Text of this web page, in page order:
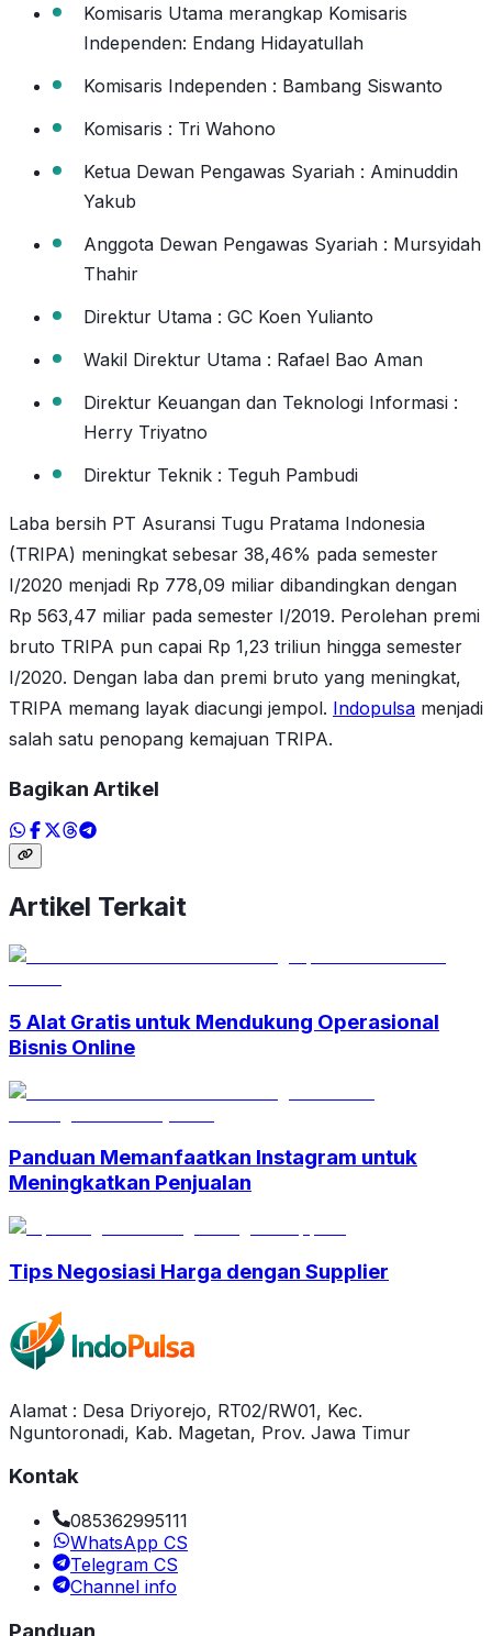
Komisaris Utama merangkap Komisaris
Independen: Endang Hidayatullah
Komisaris Independen : Bambang Siswanto
Komisaris : Tri Wahono
Ketua Dewan Pengawas Syariah : Aminuddin
Yakub
Anggota Dewan Pengawas Syariah : Mursyidah
Thahir
Direktur Utama : GC Koen Yulianto
Wakil Direktur Utama : Rafael Bao Aman
Direktur Keuangan dan Teknologi Informasi :
Herry Triyatno
Direktur Teknik : Teguh Pambudi
Laba bersih PT Asuransi Tugu Pratama Indonesia
(TRIPA) meningkat sebesar 38,46% pada semester
I/2020 menjadi Rp 778,09 miliar dibandingkan dengan
Rp 563,47 miliar pada semester I/2019. Perolehan premi
bruto TRIPA pun capai Rp 1,23 triliun hingga semester
I/2020. Dengan laba dan premi bruto yang meningkat,
TRIPA memang layak diacungi jempol. Indopulsa menjadi
salah satu penopang kemajuan TRIPA.
Bagikan Artikel
Artikel Terkait
5 Alat Gratis untuk Mendukung Operasional
Bisnis Online
Panduan Memanfaatkan Instagram untuk
Meningkatkan Penjualan
Tips Negosiasi Harga dengan Supplier
Alamat : Desa Driyorejo, RT02/RW01, Kec.
Nguntoronadi, Kab. Magetan, Prov. Jawa Timur
Kontak
085362995111
WhatsApp CS
Telegram CS
Channel info
Panduan